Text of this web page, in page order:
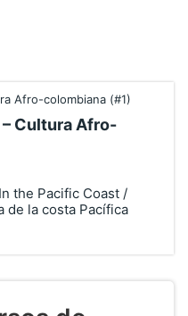
Cultura Afro-
the Pacific Coast /
de la costa Pacífica